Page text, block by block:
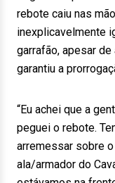
rebote caiu nas
inexplicavelmente
garrafão, apesar
garantiu a
“Eu achei que a
peguei o rebote.
arremessar sobre
ala/armador do